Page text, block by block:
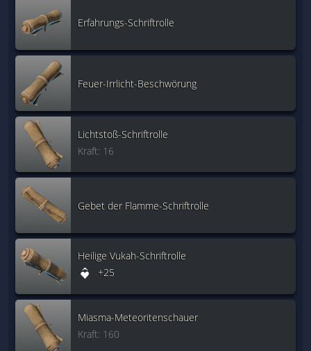
Erfahrungs-Schriftrolle
Feuer-Irrlicht-Beschwörung
Lichtstoß-Schriftrolle
Kraft: 16
Gebet der Flamme-Schriftrolle
Heilige Vukah-Schriftrolle
+25
Miasma-Meteoritenschauer
Kraft: 160